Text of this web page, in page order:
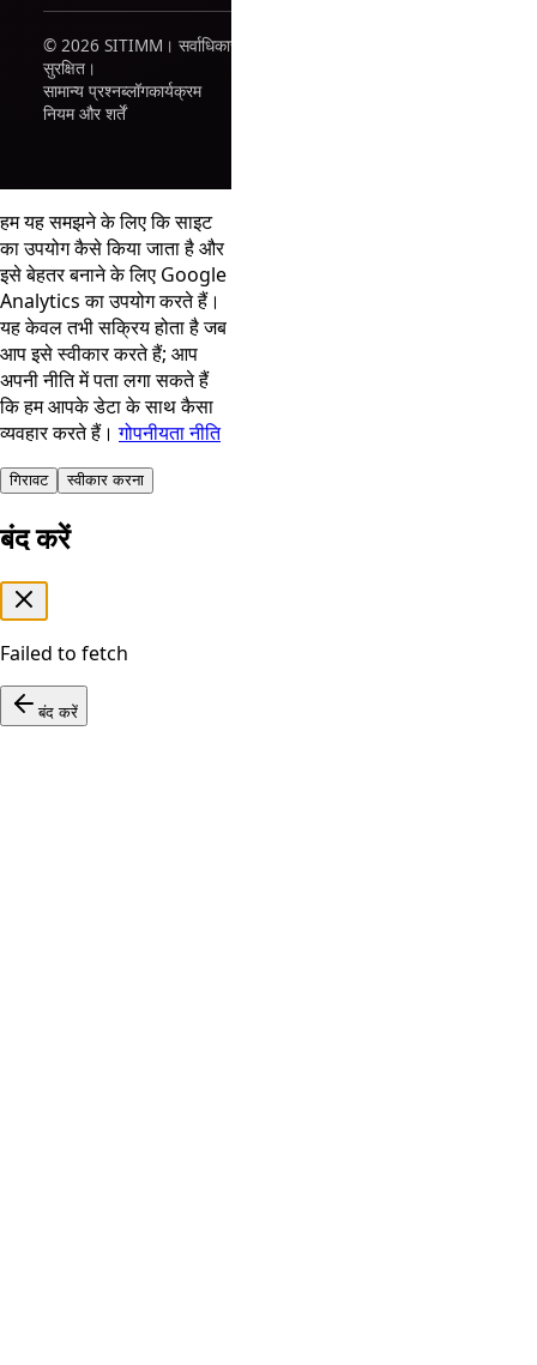
© 2026 SITIMM। सर्वाधिकार
सुरक्षित।
सामान्य प्रश्नब्लॉगकार्यक्रम
नियम और शर्तें
हम यह समझने के लिए कि साइट
का उपयोग कैसे किया जाता है और
इसे बेहतर बनाने के लिए Google
Analytics का उपयोग करते हैं।
यह केवल तभी सक्रिय होता है जब
आप इसे स्वीकार करते हैं; आप
अपनी नीति में पता लगा सकते हैं
कि हम आपके डेटा के साथ कैसा
व्यवहार करते हैं। गोपनीयता नीति
गिरावट स्वीकार करना
बंद करें
Failed to fetch
बंद करें